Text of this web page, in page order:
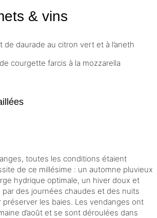
& vins
de daurade au citron vert et à l’aneth
courgette farcis à la mozzarella
toutes les conditions étaient
de ce millésime : un automne pluvieux
hydrique optimale, un hiver doux et
des journées chaudes et des nuits
préserver les baies. Les vendanges ont
d’août et se sont déroulées dans